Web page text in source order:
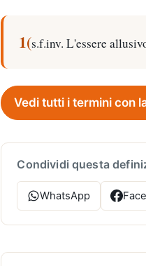
1(s.f.inv. L'essere
Vedi tutti i termini con
Condividi questa
WhatsApp